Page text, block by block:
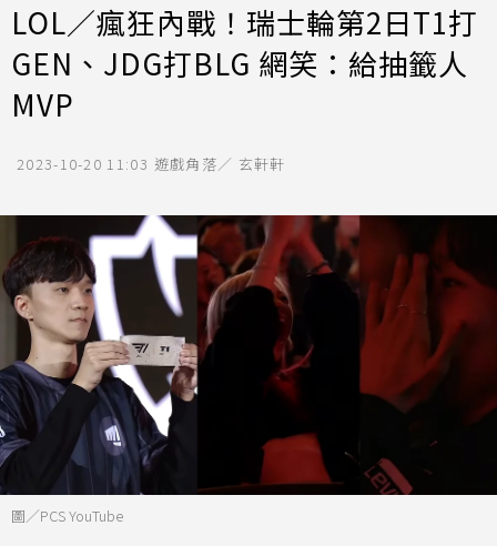
LOL／瘋狂內戰！瑞士輪第2日T1打
GEN、JDG打BLG 網笑：給抽籤人
MVP
2023-10-20 11:03 遊戲角落／ 玄軒軒
圖／PCS YouTube